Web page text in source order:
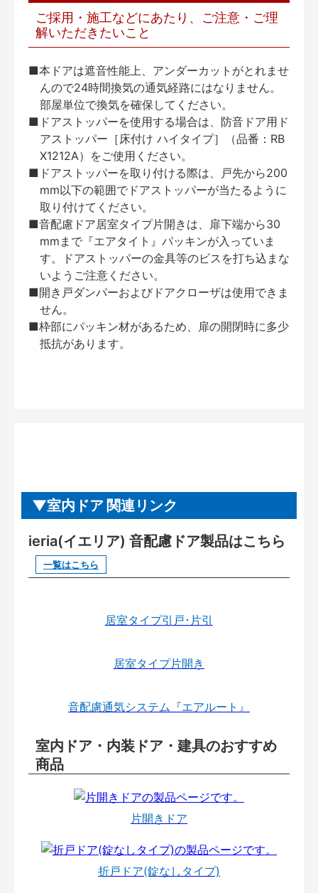
ご採用・施工などにあたり、ご注意・ご理
解いただきたいこと
■本ドアは遮音性能上、アンダーカットがとれませ
んので24時間換気の通気経路にはなりません。
部屋単位で換気を確保してください。
■ドアストッパーを使用する場合は、防音ドア用ド
アストッパー［床付け ハイタイプ］（品番：RB
X1212A）をご使用ください。
■ドアストッパーを取り付ける際は、戸先から200
mm以下の範囲でドアストッパーが当たるように
取り付けてください。
■音配慮ドア居室タイプ片開きは、扉下端から30
mmまで『エアタイト』パッキンが入っていま
す。ドアストッパーの金具等のビスを打ち込まな
いようご注意ください。
■開き戸ダンパーおよびドアクローザは使用できま
せん。
■枠部にパッキン材があるため、扉の開閉時に多少
抵抗があります。
室内ドア 関連リンク
ieria(イエリア) 音配慮ドア製品はこちら
一覧はこちら
居室タイプ引戸･片引
居室タイプ片開き
音配慮通気システム『エアルート』
室内ドア・内装ドア・建具のおすすめ
商品
片開きドア
折戸ドア(錠なしタイプ)